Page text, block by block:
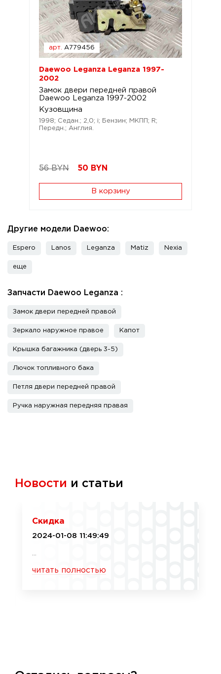
арт. A779456
Daewoo Leganza Leganza 1997-
2002
Замок двери передней правой
Daewoo Leganza 1997-2002
Кузовщина
1998; Седан.; 2,0; i; Бензин; МКПП; R;
Передн.; Англия.
56 BYN 50 BYN
В корзину
Другие модели Daewoo:
Espero Lanos Leganza Matiz Nexia
еще
Запчасти Daewoo Leganza :
Замок двери передней правой
Зеркало наружное правое Капот
Крышка багажника (дверь 3-5)
Лючок топливного бака
Петля двери передней правой
Ручка наружная передняя правая
Новости и статьи
Скидка
2024-01-08 11:49:49
читать полностью